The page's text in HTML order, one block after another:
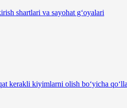
shartlari va sayohat g‘oyalari
kerakli kiyimlarni olish bo‘yicha